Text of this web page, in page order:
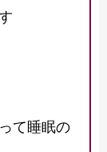
て睡眠の